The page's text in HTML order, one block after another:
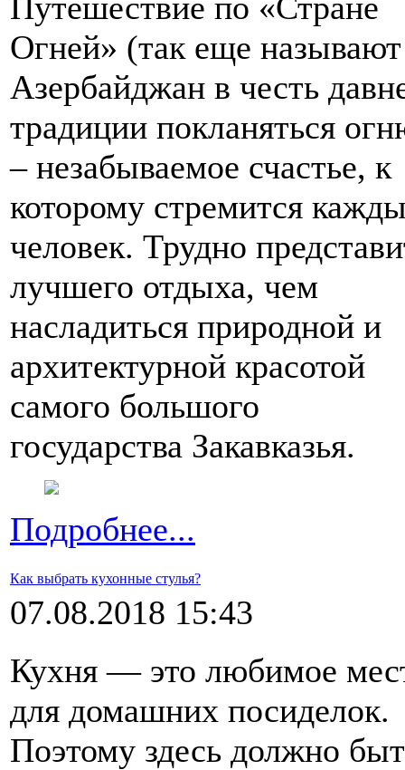
Огней» (так еще называют
Азербайджан в честь
традиции покланяться
– незабываемое счастье, к
которому стремится
человек. Трудно
лучшего отдыха, чем
насладиться природной и
архитектурной красотой
самого большого
государства Закавказья.
Подробнее...
Как выбрать кухонные стулья?
07.08.2018 15:43
Кухня — это любимое
для домашних посиделок.
Поэтому здесь должно